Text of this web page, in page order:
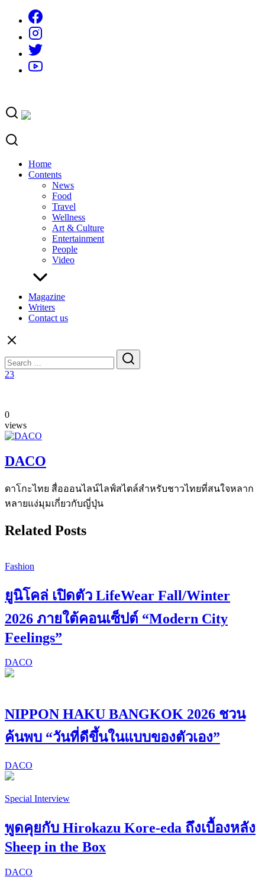
content
Home
Contents
News
Food
Travel
Wellness
Art & Culture
Entertainment
People
Video
Magazine
Writers
Contact us
for:
23
0
views
DACO
ดาโกะไทย สื่อออนไลน์ไลฟ์สไตล์สำหรับชาวไทยที่สนใจหลาก
หลายแง่มุมเกี่ยวกับญี่ปุ่น
Related Posts
Fashion
ยูนิโคล่ เปิดตัว LifeWear Fall/Winter
2026 ภายใต้คอนเซ็ปต์ “Modern City
Feelings”
DACO
NIPPON HAKU BANGKOK 2026 ชวน
ค้นพบ “วันที่ดีขึ้นในแบบของตัวเอง”
DACO
Special Interview
พูดคุยกับ Hirokazu Kore-eda ถึงเบื้องหลัง
Sheep in the Box
DACO